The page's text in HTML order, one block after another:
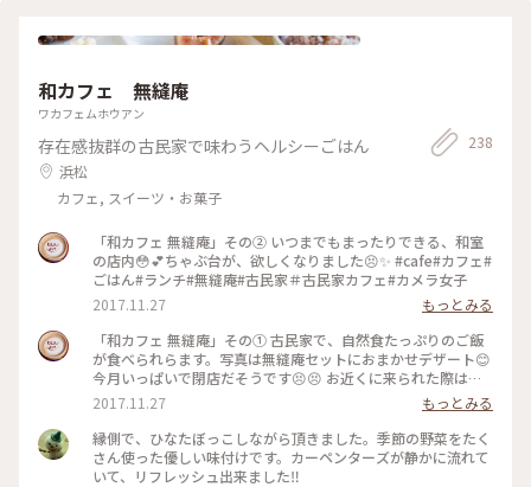
和カフェ 無縫庵
ワカフェムホウアン
存在感抜群の古民家で味わうヘルシーごはん
浜松
カフェ, スイーツ・お菓子
238
「和カフェ 無縫庵」その② いつまでもまったりできる、和室
の店内😳💕ちゃぶ台が、欲しくなりました😣✨ #cafe#カフェ#
ごはん#ランチ#無縫庵#古民家＃古民家カフェ#カメラ女子
2017.11.27
もっとみる
「和カフェ 無縫庵」その① 古民家で、自然食たっぷりのご飯
が食べられらます。写真は無縫庵セットにおまかせデザート😊
今月いっぱいで閉店だそうです😣😣 お近くに来られた際は、
ぜひお立ち寄りください😳 #ごはん#ランチ#cafe#古民家#カ
フェ#浜松#無縫庵#オススメ
2017.11.27
もっとみる
縁側で、ひなたぼっこしながら頂きました。季節の野菜をたく
さん使った優しい味付けです。カーペンターズが静かに流れて
いて、リフレッシュ出来ました‼